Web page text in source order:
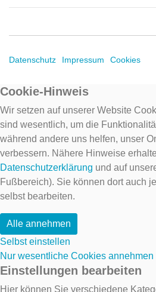
Datenschutz Impressum Cookies
Cookie-Hinweis
Wir setzen auf unserer Website
sind wesentlich, um die
während andere uns helfen, unser
verbessern. Nähere Hinweise
Datenschutzerklärung und auf
Fußbereich). Sie können dort auch
selbst bearbeiten.
Alle annehmen
Selbst einstellen
Nur wesentliche Cookies annehmen
Einstellungen bearbeiten
Hier können Sie verschiedene